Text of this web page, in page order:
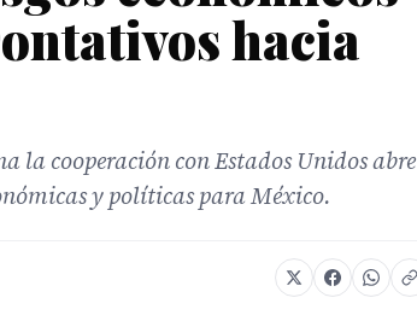
hacia
la cooperación con Estados Unidos abre
y políticas para México.